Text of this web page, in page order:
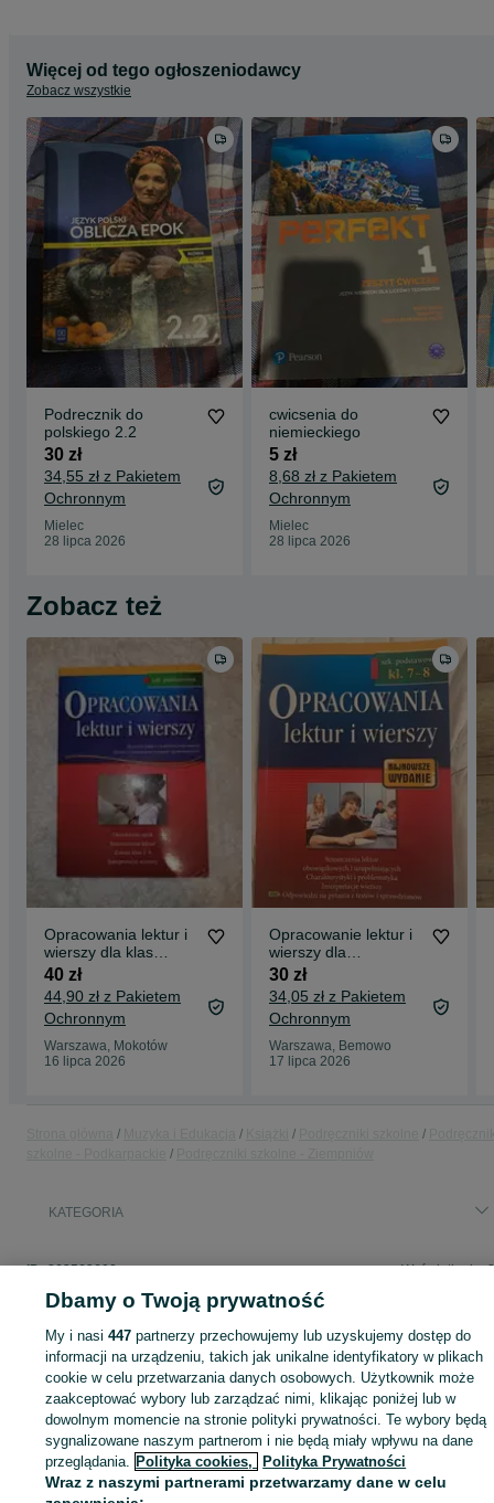
Więcej od tego ogłoszeniodawcy
Zobacz wszystkie
Podrecznik do
polskiego 2.2
30 zł
34,55 zł z Pakietem
Ochronnym
Mielec
28 lipca 2026
cwicsenia do
niemieckiego
5 zł
8,68 zł z Pakietem
Ochronnym
Mielec
28 lipca 2026
Zobacz też
Opracowania lektur i
wierszy dla klas
podstawowych
40 zł
44,90 zł z Pakietem
Ochronnym
Warszawa, Mokotów
16 lipca 2026
Opracowanie lektur i
wierszy dla
ósmoklasisty
30 zł
34,05 zł z Pakietem
Ochronnym
Warszawa, Bemowo
17 lipca 2026
KATEGORIA
ID:863562600 Wyświetlenia:
Zaloguj się lub załóż konto na OLX, aby skontaktować się z
sprzedającym
Zaloguj się / Załóż konto
Dbamy o Twoją prywatność
My i nasi447 partnerzy przechowujemy lub uzyskujemy dostęp do
informacji na urządzeniu, takich jak unikalne identyfikatory w plikach
cookie w celu przetwarzania danych osobowych. Użytkownik może
zaakceptować wybory lub zarządzać nimi, klikając poniżej lub w
dowolnym momencie na stronie polityki prywatności. Te wybory będą
sygnalizowane naszym partnerom i nie będą miały wpływu na dane
przeglądania. Polityka cookies, Polityka Prywatności
Wraz z naszymi partnerami przetwarzamy dane w celu